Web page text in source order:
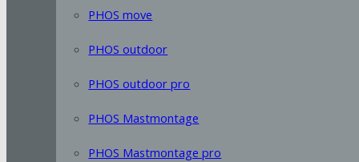
PHOS move
PHOS outdoor
PHOS outdoor pro
PHOS Mastmontage
PHOS Mastmontage pro